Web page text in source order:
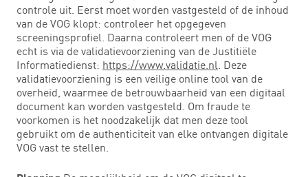
controle uit. Eerst moet worden vastgesteld of de inhoud
van de VOG klopt: controleer het opgegeven
screeningsprofiel. Daarna controleert men of de VOG
echt is via de validatievoorziening van de Justitiële
Informatiedienst: https://www.validatie.nl . Deze
validatievoorziening is een veilige online tool van de
overheid, waarmee de betrouwbaarheid van een digitaal
document kan worden vastgesteld. Om fraude te
voorkomen is het noodzakelijk dat men deze tool
gebruikt om de authenticiteit van elke ontvangen digitale
VOG vast te stellen.